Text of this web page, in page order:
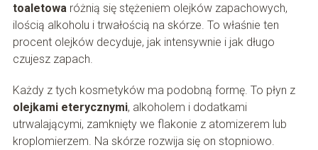
toaletowaróżnią się stężeniem olejków zapachowych,
ilością alkoholu i trwałością na skórze. To właśnie ten
procent olejków decyduje, jak intensywnie i jak długo
czujesz zapach.
Każdy z tych kosmetyków ma podobną formę. To płyn z
olejkami eterycznymi, alkoholem i dodatkami
utrwalającymi, zamknięty we flakonie z atomizerem lub
kroplomierzem. Na skórze rozwija się on stopniowo.